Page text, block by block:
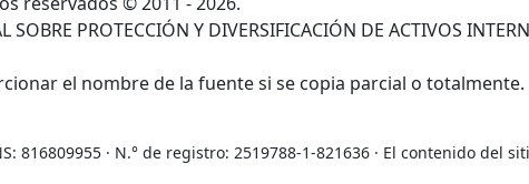
SOBRE PROTECCIÓN Y DIVERSIFICACIÓN DE ACTIVOS
el nombre de la fuente si se copia parcial o totalmente.
816809955 · N.° de registro: 2519788-1-821636 · El contenido